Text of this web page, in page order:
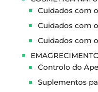
Cuidados com
Cuidados com
Cuidados com
Controlo do
Suplementos